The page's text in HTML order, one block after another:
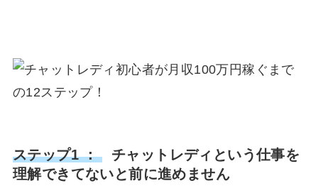
ステップ1 ：
チャットレディという仕事を
理解できてないと前に進めません